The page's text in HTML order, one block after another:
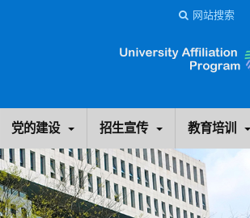
网站搜索
党的建设 招生宣传 教育培训